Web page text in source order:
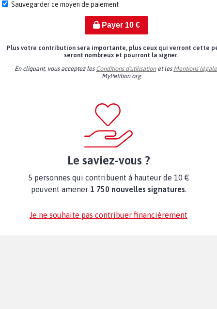
Sauvegarder ce moyen de paiement
Payer 10€
Plus votre contribution sera importante, plus ceux qui verront cette
seront nombreux et pourront la signer.
En cliquant, vous acceptez les Conditions d'utilisationet les Mentions
MyPetition.org
Le saviez-vous ?
5 personnes qui contribuent à hauteur de 10 €
peuvent amener 1 750 nouvelles signatures.
Je ne souhaite pas contribuer financièrement